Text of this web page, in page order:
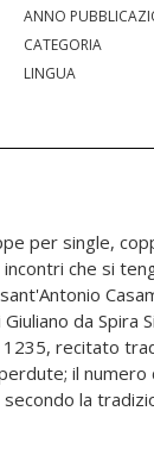
ANNO
CATEGORIA
LINGUA
per single,
che si
da Spira
1235, recitato
il numero
la
Un
sue
valore ad
dal sé
al noi.